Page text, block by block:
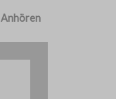
Anhören